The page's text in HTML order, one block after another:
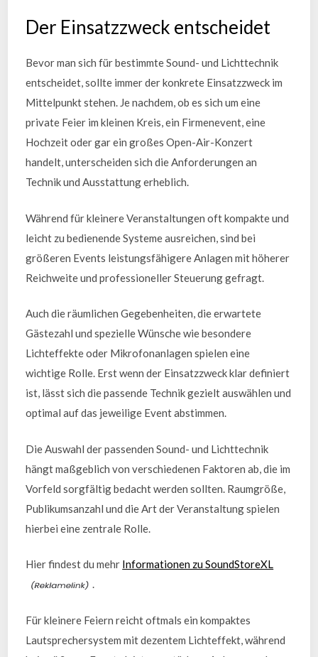
Der Einsatzzweck entscheidet
Bevor man sich für bestimmte Sound- und Lichttechnik
entscheidet, sollte immer der konkrete Einsatzzweck im
Mittelpunkt stehen. Je nachdem, ob es sich um eine
private Feier im kleinen Kreis, ein Firmenevent, eine
Hochzeit oder gar ein großes Open-Air-Konzert
handelt, unterscheiden sich die Anforderungen an
Technik und Ausstattung erheblich.
Während für kleinere Veranstaltungen oft kompakte und
leicht zu bedienende Systeme ausreichen, sind bei
größeren Events leistungsfähigere Anlagen mit höherer
Reichweite und professioneller Steuerung gefragt.
Auch die räumlichen Gegebenheiten, die erwartete
Gästezahl und spezielle Wünsche wie besondere
Lichteffekte oder Mikrofonanlagen spielen eine
wichtige Rolle. Erst wenn der Einsatzzweck klar definiert
ist, lässt sich die passende Technik gezielt auswählen und
optimal auf das jeweilige Event abstimmen.
Die Auswahl der passenden Sound- und Lichttechnik
hängt maßgeblich von verschiedenen Faktoren ab, die im
Vorfeld sorgfältig bedacht werden sollten. Raumgröße,
Publikumsanzahl und die Art der Veranstaltung spielen
hierbei eine zentrale Rolle.
Hier findest du mehr Informationen zu SoundStoreXL
.
Für kleinere Feiern reicht oftmals ein kompaktes
Lautsprechersystem mit dezentem Lichteffekt, während